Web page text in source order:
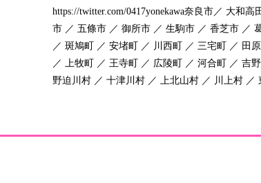
https://twitter.com/0417yonekawa奈良市／ 大和
市 ／ 五條市 ／ 御所市 ／ 生駒市 ／ 香芝市 ／
／ 斑鳩町 ／ 安堵町 ／ 川西町 ／ 三宅町 ／ 田
／ 上牧町 ／ 王寺町 ／ 広陵町 ／ 河合町 ／ 吉
野迫川村 ／ 十津川村 ／ 上北山村 ／ 川上村 ／